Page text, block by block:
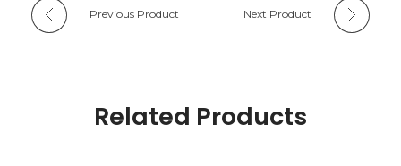
Previous Product Next Product
Related Products